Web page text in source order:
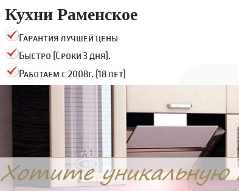
Кухни Раменское
Гарантия лучшей цены
Быстро (Сроки 3 дня).
Работаем с 2008г. (18 лет)